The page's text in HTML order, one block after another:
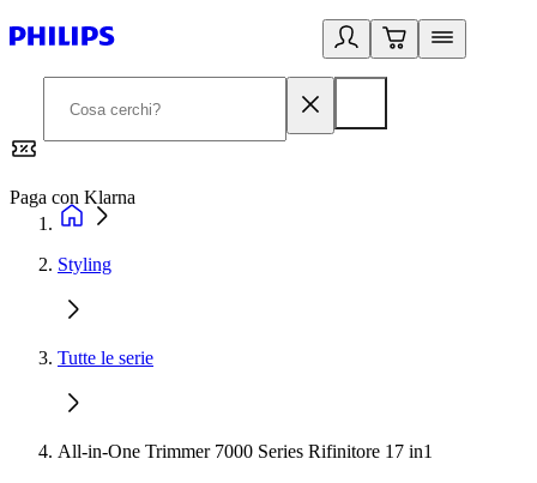
Paga con Klarna
Styling
Tutte le serie
All-in-One Trimmer 7000 Series Rifinitore 17 in1